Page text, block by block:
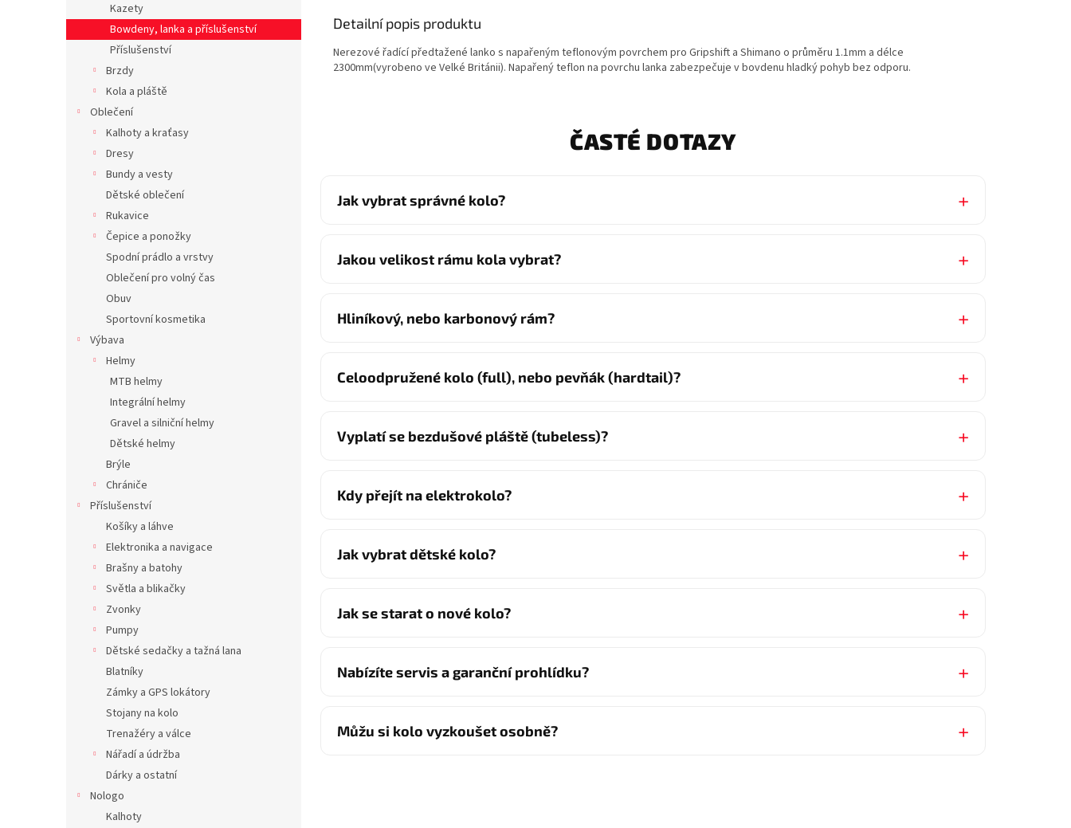
Kazety
Bowdeny, lanka a příslušenství
Příslušenství
Brzdy
Kola a pláště
Oblečení
Kalhoty a kraťasy
Dresy
Bundy a vesty
Dětské oblečení
Rukavice
Čepice a ponožky
Spodní prádlo a vrstvy
Oblečení pro volný čas
Obuv
Sportovní kosmetika
Výbava
Helmy
MTB helmy
Integrální helmy
Gravel a silniční helmy
Dětské helmy
Brýle
Chrániče
Příslušenství
Košíky a láhve
Elektronika a navigace
Brašny a batohy
Světla a blikačky
Zvonky
Pumpy
Dětské sedačky a tažná lana
Blatníky
Zámky a GPS lokátory
Stojany na kolo
Trenažéry a válce
Nářadí a údržba
Dárky a ostatní
Nologo
Kalhoty
Detailní popis produktu
Nerezové řadící předtažené lanko s napařeným teflonovým povrchem pro Gripshift a Shimano o průměru 1.1mm a délce
2300mm(vyrobeno ve Velké Británii). Napařený teflon na povrchu lanka zabezpečuje v bovdenu hladký pohyb bez odporu.
ČASTÉ DOTAZY
Jak vybrat správné kolo?
Jakou velikost rámu kola vybrat?
Hliníkový, nebo karbonový rám?
Celoodpružené kolo (full), nebo pevňák (hardtail)?
Vyplatí se bezdušové pláště (tubeless)?
Kdy přejít na elektrokolo?
Jak vybrat dětské kolo?
Jak se starat o nové kolo?
Nabízíte servis a garanční prohlídku?
Můžu si kolo vyzkoušet osobně?